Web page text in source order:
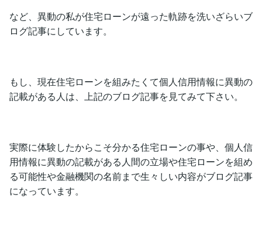
など、異動の私が住宅ローンが遠った軌跡を洗いざらいブ
ログ記事にしています。
もし、現在住宅ローンを組みたくて個人信用情報に異動の
記載がある人は、上記のブログ記事を見てみて下さい。
実際に体験したからこそ分かる住宅ローンの事や、個人信
用情報に異動の記載がある人間の立場や住宅ローンを組め
る可能性や金融機関の名前まで生々しい内容がブログ記事
になっています。